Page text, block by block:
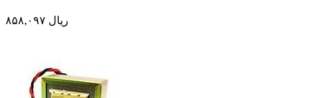
۸۵۸,۰۹۷ ریال